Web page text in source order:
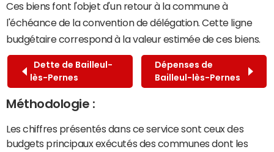
Ces biens font l'objet d'un retour à la commune à
l'échéance de la convention de délégation. Cette ligne
budgétaire correspond à la valeur estimée de ces biens.
Dette de Bailleul-
lès-Pernes
Dépenses de
Bailleul-lès-Pernes
Méthodologie :
Les chiffres présentés dans ce service sont ceux des
budgets principaux exécutés des communes dont les